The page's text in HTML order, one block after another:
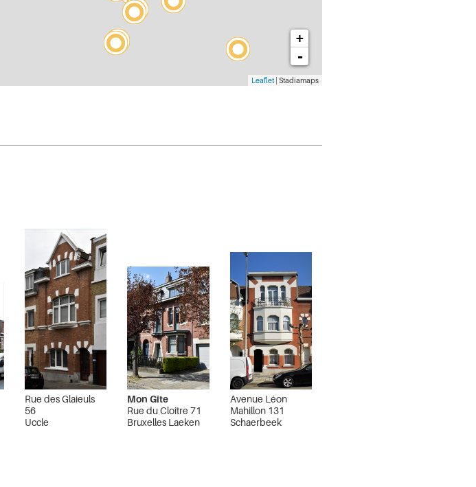
+
-
Leaflet | Stadiamaps
Rue des Glaieuls
56
Uccle
Mon Gîte
Rue du Cloître 71
Bruxelles Laeken
Avenue Léon
Mahillon 131
Schaerbeek